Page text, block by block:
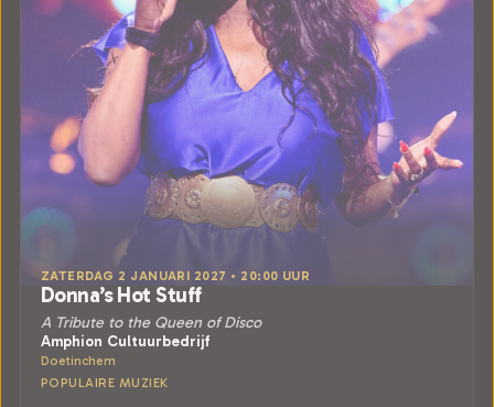
ZATERDAG 2 JANUARI 2027 • 20:00 UUR
Donna’s Hot Stuff
A Tribute to the Queen of Disco
Amphion Cultuurbedrijf
Doetinchem
POPULAIRE MUZIEK